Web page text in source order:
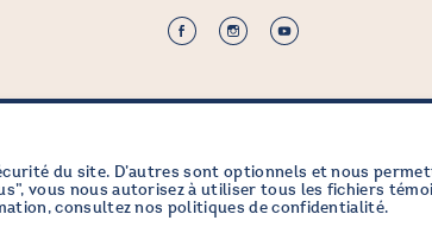
du site. D’autres sont optionnels et nous
vous nous autorisez à utiliser tous les fichiers
consultez nos politiques de confidentialité.